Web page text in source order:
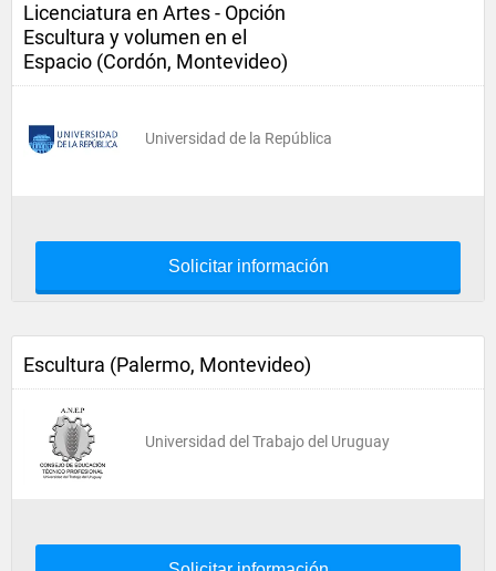
Licenciatura en Artes - Opción
Escultura y volumen en el
Espacio (Cordón, Montevideo)
Universidad de la República
Solicitar información
Escultura (Palermo, Montevideo)
Universidad del Trabajo del Uruguay